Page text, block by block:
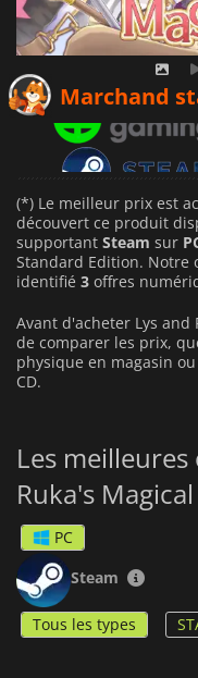
Marchand
(*) Le meilleur prix est
découvert ce produit
supportant Steam sur
Standard Edition. Notre
identifié 3 offres
Avant d'acheter Lys and
de comparer les prix,
physique en magasin
CD.
Les
Ruka's
PC
Steam
Tous les types